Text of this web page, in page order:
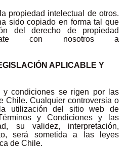
propiedad intelectual de otros.
sido copiado en forma tal que
del derecho de propiedad
con nosotros a
APLICABLE Y
y condiciones se rigen por las
Chile. Cualquier controversia o
utilización del sitio web de
y Condiciones y las
su validez, interpretación,
será sometida a las leyes
de Chile.